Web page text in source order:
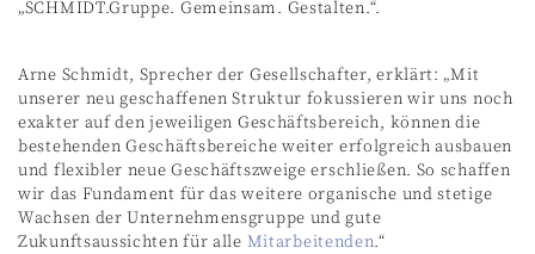
„SCHMIDT.Gruppe. Gemeinsam. Gestalten.“.
Arne Schmidt, Sprecher der Gesellschafter, erklärt: „Mit
unserer neu geschaffenen Struktur fokussieren wir uns noch
exakter auf den jeweiligen Geschäftsbereich, können die
bestehenden Geschäftsbereiche weiter erfolgreich ausbauen
und flexibler neue Geschäftszweige erschließen. So schaffen
wir das Fundament für das weitere organische und stetige
Wachsen der Unternehmensgruppe und gute
Zukunftsaussichten für alle Mitarbeitenden.“